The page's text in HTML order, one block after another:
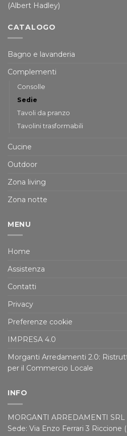
(Albert Hadley)
CATALOGO
Bagno e lavanderia
Complementi
Consolle
Sedie
Tavoli da pranzo
Tavolini trasformabili
Cucine
Outdoor
Zona living
Zona notte
MENU
Home
Assistenza
Contatti
Privacy
Preferenze cookie
IMPRESA 4.0
Morganti Arredamenti 2.0:
per il Commercio Locale
INFO
MORGANTI ARREDAMENTI SRL
Sede: Via Enzo Ferrari 3 Riccione